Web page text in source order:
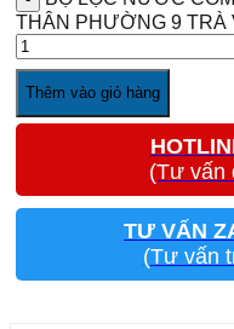
THÂN PHƯỜNG 9 TRÀ
Thêm vào giỏ hàng
(Tư vấn
TƯ VẤN
(Tư vấn